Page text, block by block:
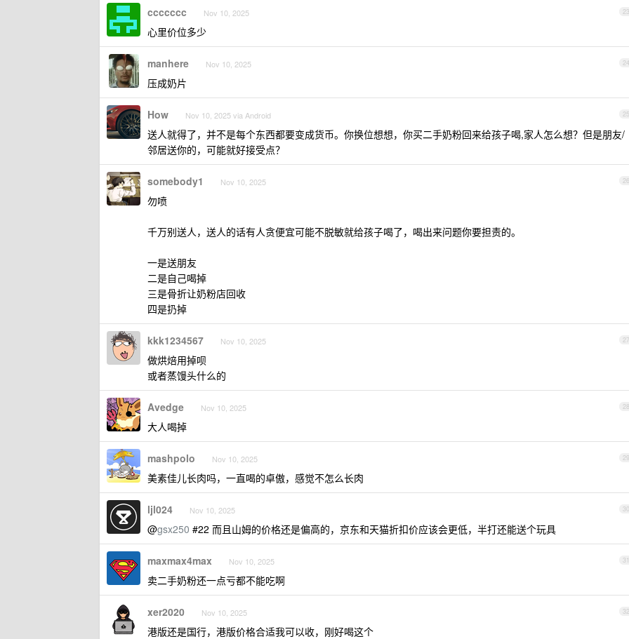
23
ccccccc Nov 10, 2025
心里价位多少
24
manhere Nov 10, 2025
压成奶片
25
How Nov 10, 2025 via Android
送人就得了，并不是每个东西都要变成货币。你换位想想，你买二手奶粉回来给孩子喝,家人怎么想？但是朋友/
邻居送你的，可能就好接受点？
26
somebody1 Nov 10, 2025
勿喷
千万别送人，送人的话有人贪便宜可能不脱敏就给孩子喝了，喝出来问题你要担责的。
一是送朋友
二是自己喝掉
三是骨折让奶粉店回收
四是扔掉
27
kkk1234567 Nov 10, 2025
做烘焙用掉呗
或者蒸馒头什么的
28
Avedge Nov 10, 2025
大人喝掉
29
mashpolo Nov 10, 2025
美素佳儿长肉吗，一直喝的卓傲，感觉不怎么长肉
30
ljl024 Nov 10, 2025
@gsx250 #22 而且山姆的价格还是偏高的，京东和天猫折扣价应该会更低，半打还能送个玩具
31
maxmax4max Nov 10, 2025
卖二手奶粉还一点亏都不能吃啊
32
xer2020 Nov 10, 2025
港版还是国行，港版价格合适我可以收，刚好喝这个